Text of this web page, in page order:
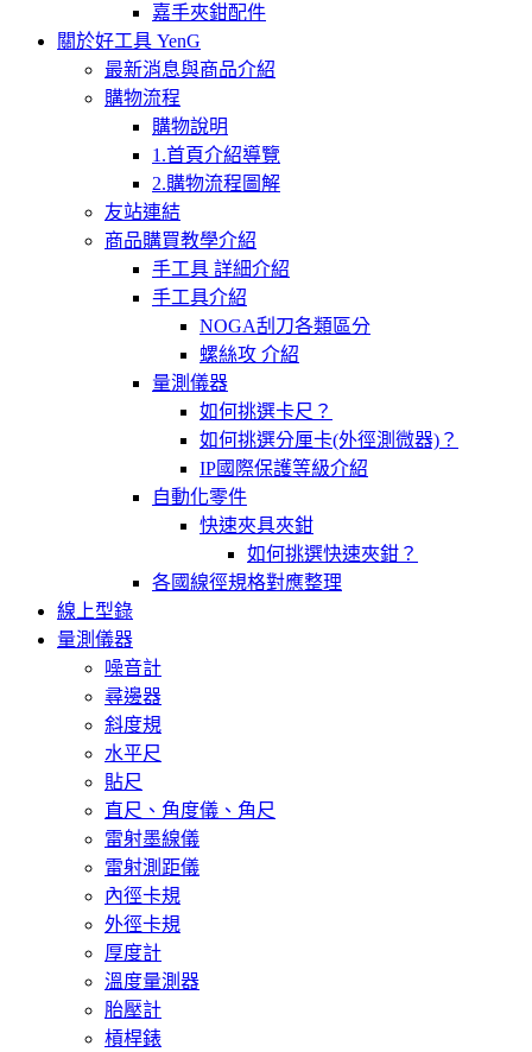
嘉手夾鉗配件
關於好工具 YenG
最新消息與商品介紹
購物流程
購物說明
1.首頁介紹導覽
2.購物流程圖解
友站連結
商品購買教學介紹
手工具 詳細介紹
手工具介紹
NOGA刮刀各類區分
螺絲攻 介紹
量測儀器
如何挑選卡尺？
如何挑選分厘卡(外徑測微器)？
IP國際保護等級介紹
自動化零件
快速夾具夾鉗
如何挑選快速夾鉗？
各國線徑規格對應整理
線上型錄
量測儀器
噪音計
尋邊器
斜度規
水平尺
貼尺
直尺、角度儀、角尺
雷射墨線儀
雷射測距儀
內徑卡規
外徑卡規
厚度計
溫度量測器
胎壓計
槓桿錶